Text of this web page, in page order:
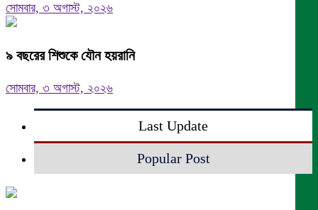
সোমবার, ৩ অগাস্ট, ২০২৬
৯ বছরের শিশুকে যৌন হয়রানি
সোমবার, ৩ অগাস্ট, ২০২৬
Last Update
Popular Post